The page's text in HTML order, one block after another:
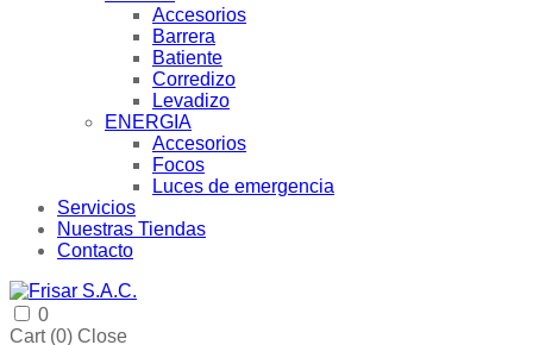
Accesorios
Barrera
Batiente
Corredizo
Levadizo
ENERGIA
Accesorios
Focos
Luces de emergencia
Servicios
Nuestras Tiendas
Contacto
0
Cart (0) Close